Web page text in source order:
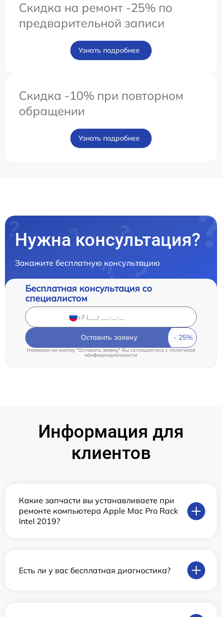
Скидка на ремонт -25% по
предварительной записи
Узнать подробнее
Скидка -10% при повторном
обращении
Узнать подробнее
Нужна консультация?
Закажите бесплатную консультацию
Бесплатная консультация со
специалистом
Оставить заявку
Нажимая на кнопку "Оставить заявку" Вы соглашаетесь cполитикой
конфиденциальности
Информация для
клиентов
Какие запчасти вы устанавливаете при
ремонте компьютера Apple Mac Pro Rack
Intel 2019?
Есть ли у вас бесплатная диагностика?